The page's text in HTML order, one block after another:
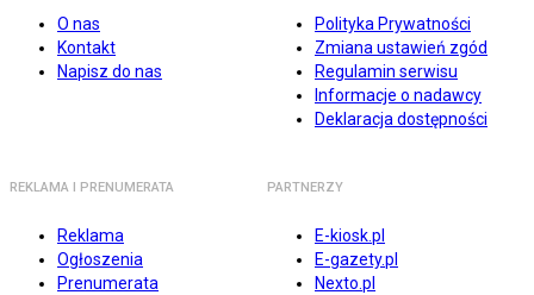
O nas
Kontakt
Napisz do nas
Polityka Prywatności
Zmiana ustawień zgód
Regulamin serwisu
Informacje o nadawcy
Deklaracja dostępności
REKLAMA I PRENUMERATA
Reklama
Ogłoszenia
Prenumerata
PARTNERZY
E-kiosk.pl
E-gazety.pl
Nexto.pl